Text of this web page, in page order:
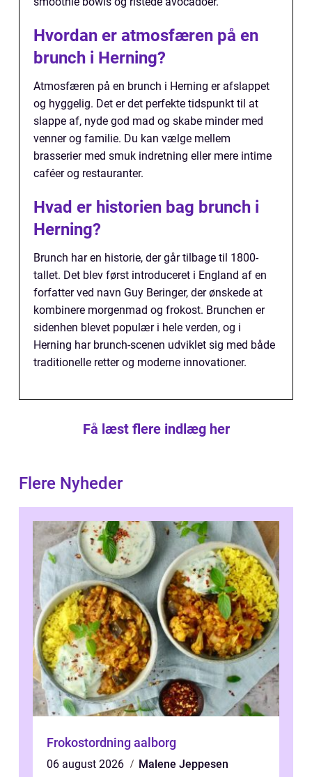
Hvordan er atmosfæren på en
brunch i Herning?
Atmosfæren på en brunch i Herning er afslappet
og hyggelig. Det er det perfekte tidspunkt til at
slappe af, nyde god mad og skabe minder med
venner og familie. Du kan vælge mellem
brasserier med smuk indretning eller mere intime
caféer og restauranter.
Hvad er historien bag brunch i
Herning?
Brunch har en historie, der går tilbage til 1800-
tallet. Det blev først introduceret i England af en
forfatter ved navn Guy Beringer, der ønskede at
kombinere morgenmad og frokost. Brunchen er
sidenhen blevet populær i hele verden, og i
Herning har brunch-scenen udviklet sig med både
traditionelle retter og moderne innovationer.
Få læst flere indlæg her
Flere Nyheder
Frokostordning aalborg
06 august 2026
Malene Jeppesen